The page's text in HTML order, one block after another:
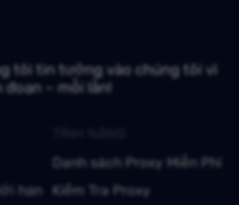
tôi tin tưởng vào chúng tôi vì
– mỗi lần!
hạn
Danh sách Proxy Miễn Phí
Kiểm Tra Proxy